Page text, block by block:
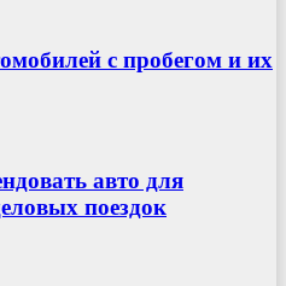
с пробегом и их
авто для
поездок